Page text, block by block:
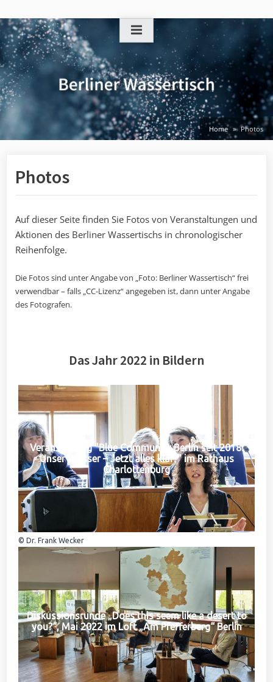
to
content
Home Photos
Photos
Auf dieser Seite finden Sie Fotos von Veranstaltungen und
Aktionen des Berliner Wassertischs in chronologischer
Reihenfolge.
Die Fotos sind unter Angabe von „Foto: Berliner Wassertisch“ frei
verwendbar – falls „CC-Lizenz“ angegeben ist, dann unter Angabe
des Fotografen.
Das Jahr 2022 in Bildern
Veranstaltung "Blue Community Berlin seit 2018:
Unser Wasser – Jetzt alles klar?" im Rathaus
Charlottenburg
© Dr. Frank Wecker
Diskussionsrunde „Does this seem like a desert to
you?“, Mai 2022 im Loft „Am Pfefferberg“ Berlin